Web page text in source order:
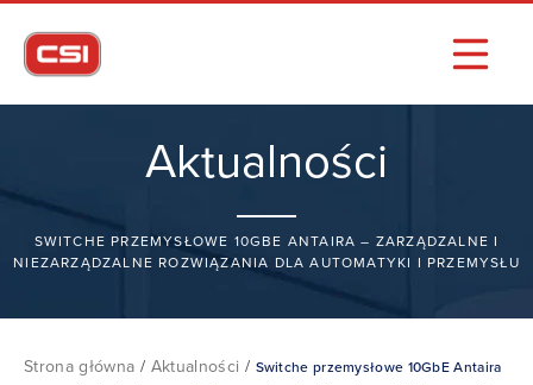
Aktualności
SWITCHE PRZEMYSŁOWE 10GBE ANTAIRA – ZARZĄDZALNE I
NIEZARZĄDZALNE ROZWIĄZANIA DLA AUTOMATYKI I PRZEMYSŁU
Strona główna / Aktualności / Switche przemysłowe 10GbE Antaira